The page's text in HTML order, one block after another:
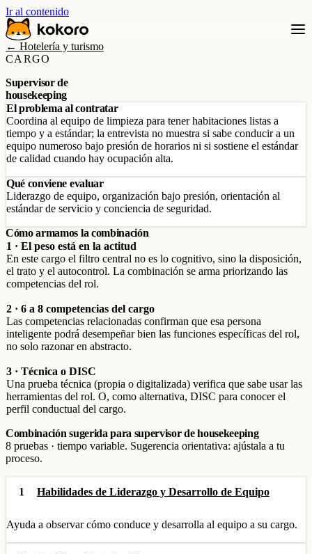
Ir al contenido
← Hotelería y turismo
CARGO
Supervisor de
housekeeping
El problema al contratar
Coordina al equipo de limpieza para tener habitaciones listas a
tiempo y a estándar; la entrevista no muestra si sabe conducir a un
equipo numeroso bajo presión de horarios ni si sostiene el estándar
de calidad cuando hay ocupación alta.
Qué conviene evaluar
Liderazgo de equipo, organización bajo presión, orientación al
estándar de servicio y conciencia de seguridad.
Cómo armamos la combinación
1 · El peso está en la actitud
En este cargo el filtro central no es lo cognitivo, sino la disposición,
el trato y el autocontrol. La combinación se arma priorizando las
competencias del rol.
2 · 6 a 8 competencias del cargo
Las competencias relacionadas confirman que esa persona
inteligente podrá desempeñar bien las funciones específicas del rol,
no solo razonar en abstracto.
3 · Técnica o DISC
Una prueba técnica (propia o digitalizada) verifica que sabe usar las
herramientas del rol. O, como alternativa, DISC para conocer el
perfil conductual del cargo.
Combinación sugerida para supervisor de housekeeping
8 pruebas · tiempo variable. Sugerencia orientativa: ajústala a tu
proceso.
1 Habilidades de Liderazgo y Desarrollo de Equipo
Ayuda a observar cómo conduce y desarrolla al equipo a su cargo.